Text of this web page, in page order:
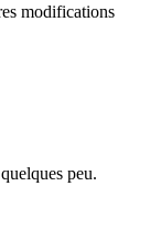
modifications
peu.